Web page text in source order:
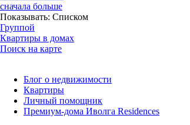
сначала больше
Показывать: Списком
Группой
Квартиры в домах
Поиск на карте
Блог о недвижимости
Квартиры
Личный помощник
Премиум-дома Иволга Residences